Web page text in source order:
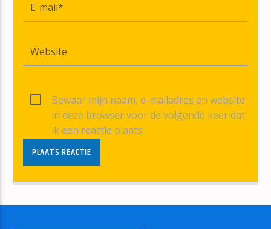
Bewaar mijn naam, e-mailadres en website
in deze browser voor de volgende keer dat
ik een reactie plaats.